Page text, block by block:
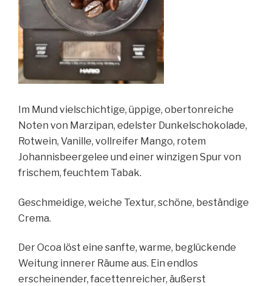
Im Mund vielschichtige, üppige, obertonreiche
Noten von Marzipan, edelster Dunkelschokolade,
Rotwein, Vanille, vollreifer Mango, rotem
Johannisbeergelee und einer winzigen Spur von
frischem, feuchtem Tabak.
Geschmeidige, weiche Textur, schöne, beständige
Crema.
Der Ocoa löst eine sanfte, warme, beglückende
Weitung innerer Räume aus. Ein endlos
erscheinender, facettenreicher, äußerst